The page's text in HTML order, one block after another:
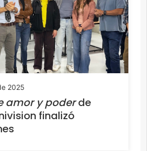
2025
amor y poderde
finalizó